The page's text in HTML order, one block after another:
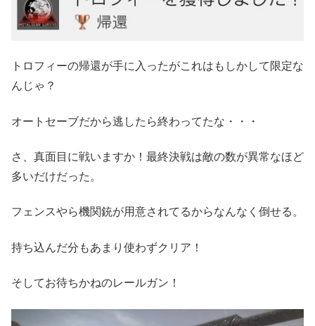
トロフィーの帰還が手に入ったがこれはもしかして限定な
んじゃ？
オートセーブだから逃したら終わってたな・・・
さ、真面目に戦いますか！最終決戦は敵の数が異常なほど
多いだけだった。
フェンスやら機関銃が用意されてるからなんなく倒せる。
持ち込んだ分もあまり使わずクリア！
そしてお待ちかねのレールガン！